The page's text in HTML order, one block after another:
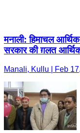
मनाली: हिमाचल
सरकार की ग़लत आर्थिक
Manali, Kullu | Feb